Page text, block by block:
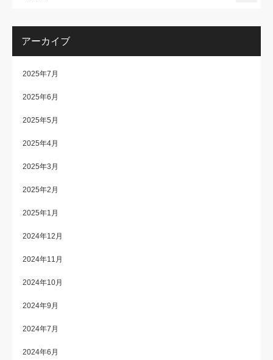
アーカイブ
2025年7月
2025年6月
2025年5月
2025年4月
2025年3月
2025年2月
2025年1月
2024年12月
2024年11月
2024年10月
2024年9月
2024年7月
2024年6月